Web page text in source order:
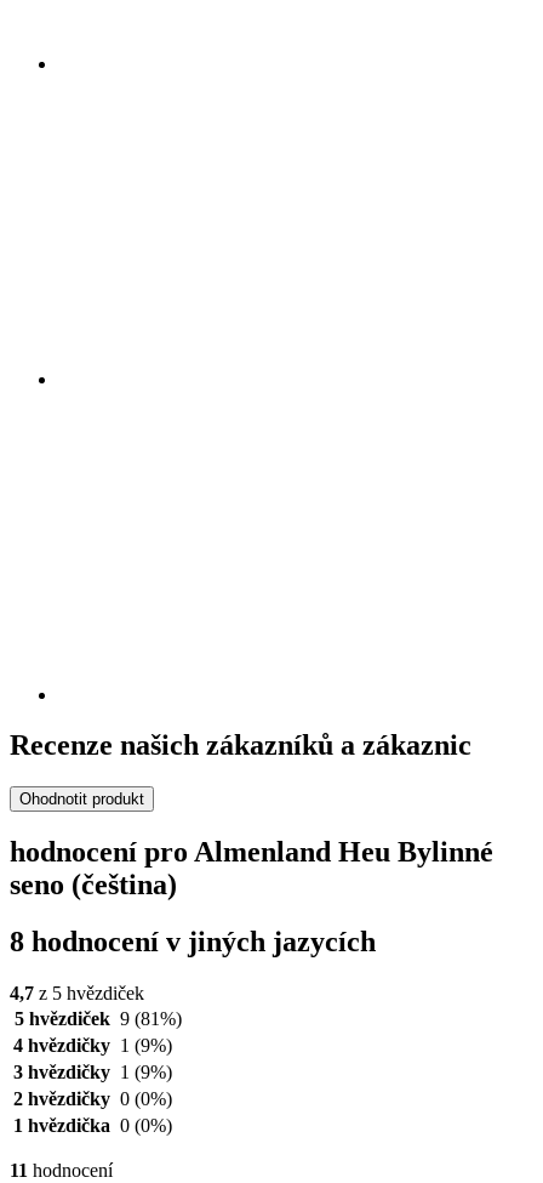
Recenze našich zákazníků a zákaznic
Ohodnotit produkt
hodnocení pro Almenland Heu Bylinné
seno (čeština)
8 hodnocení v jiných jazycích
4,7 z 5 hvězdiček
5 hvězdiček 9 (81%)
4 hvězdičky 1 (9%)
3 hvězdičky 1 (9%)
2 hvězdičky 0 (0%)
1 hvězdička 0 (0%)
11 hodnocení